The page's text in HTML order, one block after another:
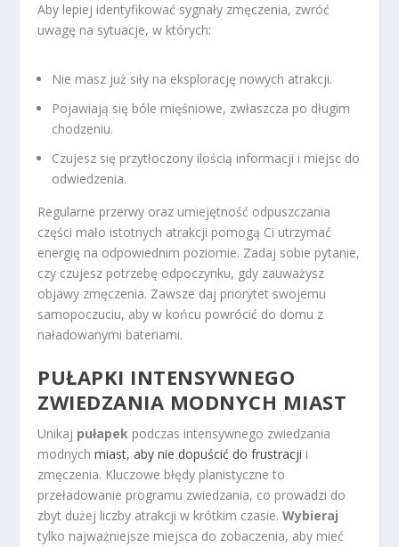
Aby lepiej identyfikować sygnały zmęczenia, zwróć
uwagę na sytuacje, w których:
Nie masz już siły na eksplorację nowych atrakcji.
Pojawiają się bóle mięśniowe, zwłaszcza po długim
chodzeniu.
Czujesz się przytłoczony ilością informacji i miejsc do
odwiedzenia.
Regularne przerwy oraz umiejętność odpuszczania
części mało istotnych atrakcji pomogą Ci utrzymać
energię na odpowiednim poziomie. Zadaj sobie pytanie,
czy czujesz potrzebę odpoczynku, gdy zauważysz
objawy zmęczenia. Zawsze daj priorytet swojemu
samopoczuciu, aby w końcu powrócić do domu z
naładowanymi bateriami.
PUŁAPKI INTENSYWNEGO
ZWIEDZANIA MODNYCH MIAST
Unikaj pułapek podczas intensywnego zwiedzania
modnychmiast, aby nie dopuścić do frustracji i
zmęczenia. Kluczowe błędy planistyczne to
przeładowanie programu zwiedzania, co prowadzi do
zbyt dużej liczby atrakcji w krótkim czasie.Wybieraj
tylko najważniejsze miejsca do zobaczenia, aby mieć